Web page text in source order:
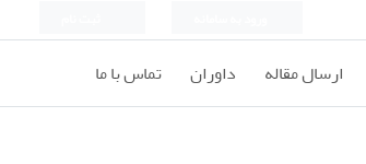
ارسال مقاله داوران تماس با ما